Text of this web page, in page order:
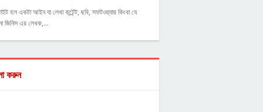
হল একটা আইন যা লেখা কন্টেন্ট, ছবি, সফটওয়্যার কিংবা যে
জিনিস এর লেখক,…
করুন